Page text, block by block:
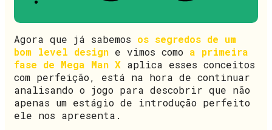
Agora que já sabemos os segredos de um
bom level design e vimos como a primeira
fase de Mega Man X aplica esses conceitos
com perfeição, está na hora de continuar
analisando o jogo para descobrir que não
apenas um estágio de introdução perfeito
ele nos apresenta.